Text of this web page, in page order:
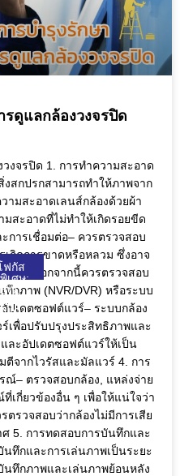
ฟกัส
เศษ;
รดูแลกล้องวงจรปิด
งจรปิด 1. การทำความสะอาด
สกปรกสามารถทำให้ภาพจาก
ามสะอาดเลนส์กล้องด้วยผ้า
สะอาดที่ไม่ทำให้เกิดรอยขีด
การเชื่อมต่อ– ควรตรวจสอบ
เกิดการขาดหรือหลวม ซึ่งอาจ
ภาพ นอกจากนี้ควรตรวจสอบ
กภาพ (NVR/DVR) หรือระบบ
ปเดตซอฟต์แวร์– ระบบกล้อง
เพื่อปรับปรุงประสิทธิภาพและ
ละอัปเดตซอฟต์แวร์ให้เป็น
ตีจากไวรัสและมัลแวร์ 4. การ
– ตรวจสอบกล้อง, แหล่งจ่าย
กี่ยวข้องอื่น ๆ เพื่อให้แน่ใจว่า
ตรวจสอบว่ากล้องไม่มีการเสีย
5. การทดสอบการบันทึกและ
ทึกและการเล่นภาพเป็นระยะ
นทึกภาพและเล่นภาพย้อนหลัง